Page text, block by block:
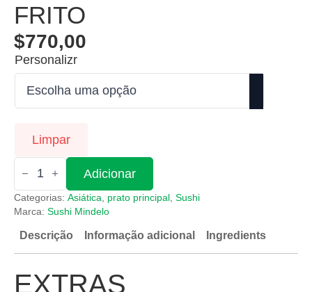
FRITO
$770,00
Personalizr
Limpar
Quantidade
de
Temaky
Panado
&
Adicionar
Categorias: Asiática prato principal Sushi
Marca: Sushi Mindelo
Descrição Informação adicional Ingredients
EXTRAS